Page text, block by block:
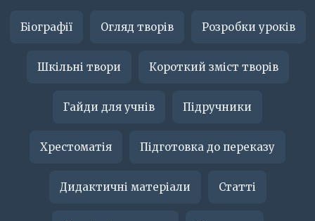
Біографії Огляд творів Розробки уроків
Шкільні твори Короткий зміст творів
Гайди для учнів Підручники
Хрестоматія Підготовка до переказу
Дидактичні матеріали Статті